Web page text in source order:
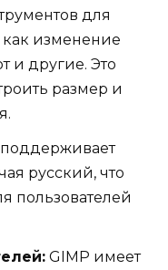
для
как изменение
и другие. Это
размер и
русский, что
пользователей
GIMP имеет